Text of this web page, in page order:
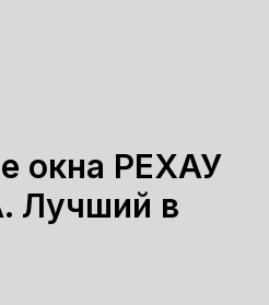
окна РЕХАУ
Лучший в